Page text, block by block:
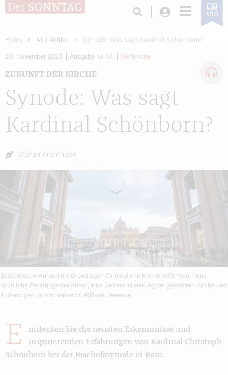
Login ABO
Home Alle Artikel Synode: Was sagt Kardinal Schönborn?
Synode: Was sagt
Kardinal Schönborn?
ZUKUNFT DER KIRCHE
30. November 2023 Ausgabe Nr. 44 Weltkirche
Autor:
Stefan Kronthaler
Beschlossen wurden die Grundlagen für mögliche Kirchenreformen: neue
kirchliche Beratungsstrukturen, eine Dezentralisierung der gesamten Kirche und
Änderungen im Kirchenrecht. ©Иван Лемехов
E
ntdecken Sie die neusten Erkenntnisse und
inspirierenden Erfahrungen von Kardinal Christoph
Schönborn bei der Bischofssynode in Rom.